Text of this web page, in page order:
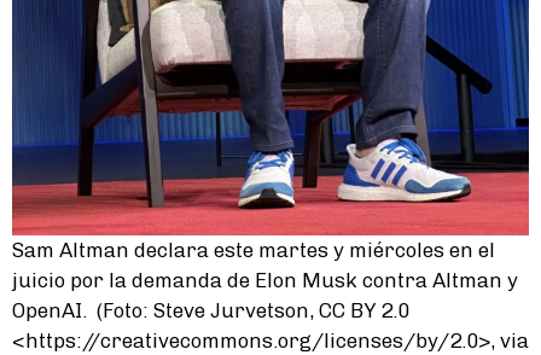
Sam Altman declara este martes y miércoles en el
juicio por la demanda de Elon Musk contra Altman y
OpenAI. (Foto: Steve Jurvetson, CC BY 2.0
<https://creativecommons.org/licenses/by/2.0>, via